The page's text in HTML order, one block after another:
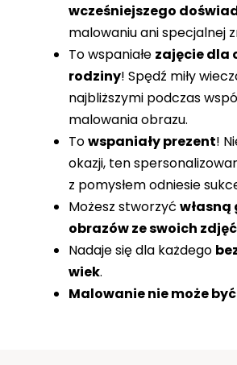
wcześniejszego
malowaniu ani specjalnej
To wspaniałe zajęcie dla
rodziny! Spędź miły
najbliższymi podczas
malowania obrazu.
Towspaniały prezent!
okazji, ten
z pomysłem odniesie
Możesz stworzyć własną
obrazów ze swoich zdjęć
Nadaje się dla każdego
wiek.
Malowanie nie może